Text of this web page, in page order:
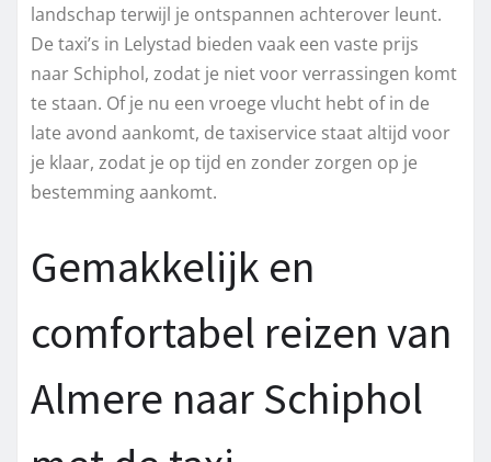
landschap terwijl je ontspannen achterover leunt.
De taxi’s in Lelystad bieden vaak een vaste prijs
naar Schiphol, zodat je niet voor verrassingen komt
te staan. Of je nu een vroege vlucht hebt of in de
late avond aankomt, de taxiservice staat altijd voor
je klaar, zodat je op tijd en zonder zorgen op je
bestemming aankomt.
Gemakkelijk en
comfortabel reizen van
Almere naar Schiphol